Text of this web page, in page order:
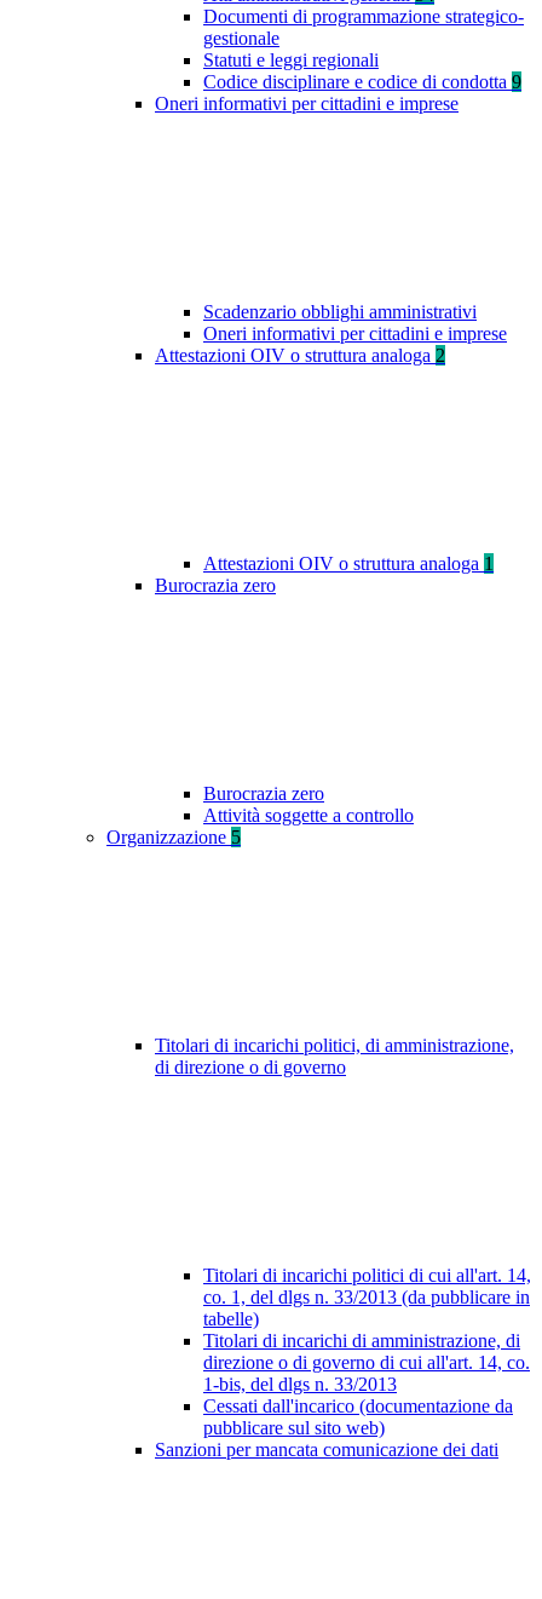
Documenti di programmazione strategico-
gestionale
Statuti e leggi regionali
Codice disciplinare e codice di condotta 9
Oneri informativi per cittadini e imprese
Scadenzario obblighi amministrativi
Oneri informativi per cittadini e imprese
Attestazioni OIV o struttura analoga 2
Attestazioni OIV o struttura analoga 1
Burocrazia zero
Burocrazia zero
Attività soggette a controllo
Organizzazione 5
Titolari di incarichi politici, di amministrazione,
di direzione o di governo
Titolari di incarichi politici di cui all'art. 14,
co. 1, del dlgs n. 33/2013 (da pubblicare in
tabelle)
Titolari di incarichi di amministrazione, di
direzione o di governo di cui all'art. 14, co.
1-bis, del dlgs n. 33/2013
Cessati dall'incarico (documentazione da
pubblicare sul sito web)
Sanzioni per mancata comunicazione dei dati